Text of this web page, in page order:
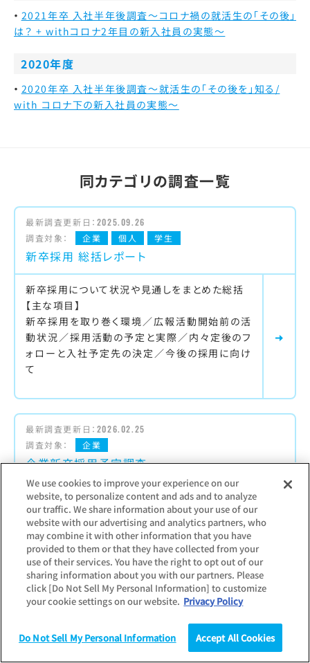
統計（データ） コラム
2021年卒 入社半年後調査～コロナ禍の就活生の「その後」
は？ + withコロナ2年目の新入社員の実態～
2020年度
2020年卒 入社半年後調査～就活生の「その後を」知る/
with コロナ下の新入社員の実態～
同カテゴリの調査一覧
最新調査更新日： 2025.09.26
調査対象：
企業 個人 学生
新卒採用 総括レポート
新卒採用について状況や見通しをまとめた総括
【主な項目】
新卒採用を取り巻く環境／広報活動開始前の活
動状況／採用活動の予定と実際／内々定後のフ
ォローと入社予定先の決定／今後の採用に向け
て
最新調査更新日： 2026.02.25
調査対象：
企業
企業新卒採用予定調査
採用広報活動開始直前に行う採用予定の調査
【主な項目】
採用予定数（前年より増やす・減らす）／採用活
動の見通し（前年より採用が厳しくなる・楽にな
る）／低学年向けキャリア形成支援活動の実施状
況
最新調査更新日：2026.07.22
We use cookies to improve your experience on our
website, to personalize content and ads and to analyze
our traffic. We share information about your use of our
website with our advertising and analytics partners, who
may combine it with other information that you have
provided to them or that they have collected from your
use of their services. You have the right to opt out of our
sharing information about you with our partners. Please
click [Do Not Sell My Personal Information] to customize
your cookie settings on our website. Privacy Policy
Do Not Sell My Personal Information Accept All Cookies